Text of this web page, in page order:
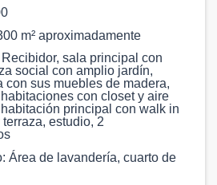
m² aproximadamente
sala principal con
social con amplio jardín,
con sus muebles de madera,
con closet y aire
principal con walk in
estudio, 2
Área de lavandería, cuarto de